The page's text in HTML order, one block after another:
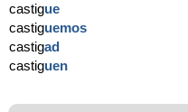
castigue
castiguemos
castigad
castiguen